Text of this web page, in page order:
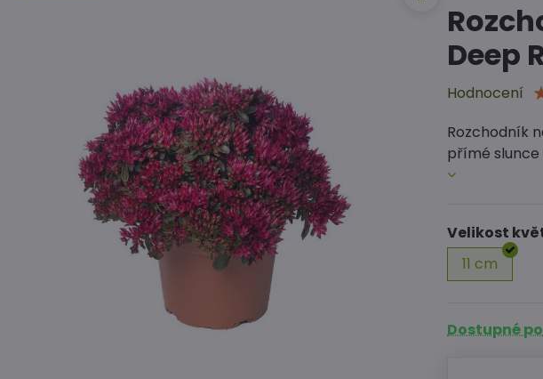
Deep
Hodnocení
Rozchodník
přímé
Velikost
11 cm
Dostupné